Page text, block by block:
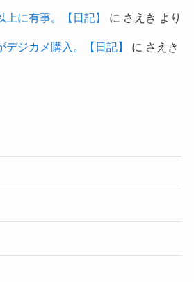
上に有事。【日記】 に さえき より
デジカメ購入。【日記】 に さえき